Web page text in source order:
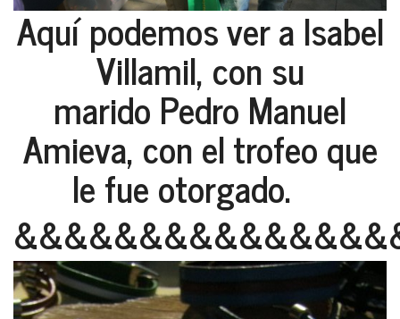
Aquí podemos ver a Isabel
Villamil, con su
marido Pedro Manuel
Amieva, con el trofeo que
le fue otorgado.